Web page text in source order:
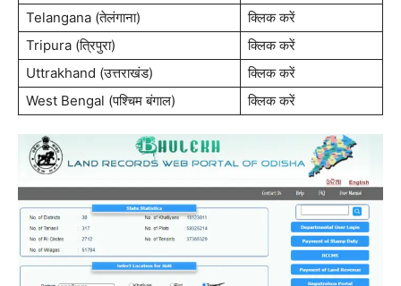
Telangana (तेलंगाना)
क्लिक करें
Tripura (त्रिपुरा)
क्लिक करें
Uttrakhand (उत्तराखंड)
क्लिक करें
West Bengal (पश्चिम बंगाल)
क्लिक करें